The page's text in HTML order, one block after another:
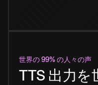
世界の 99% の人々の声
TTS 出力を